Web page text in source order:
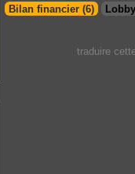
Bilan financier (6)
traduire